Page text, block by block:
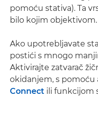
pomoću stativa). Ta
bilo kojim objektivom.
Ako upotrebljavate
postići s mnogo
Aktivirajte zatvarač
okidanjem, s pomoću
Connect ili funkcijom